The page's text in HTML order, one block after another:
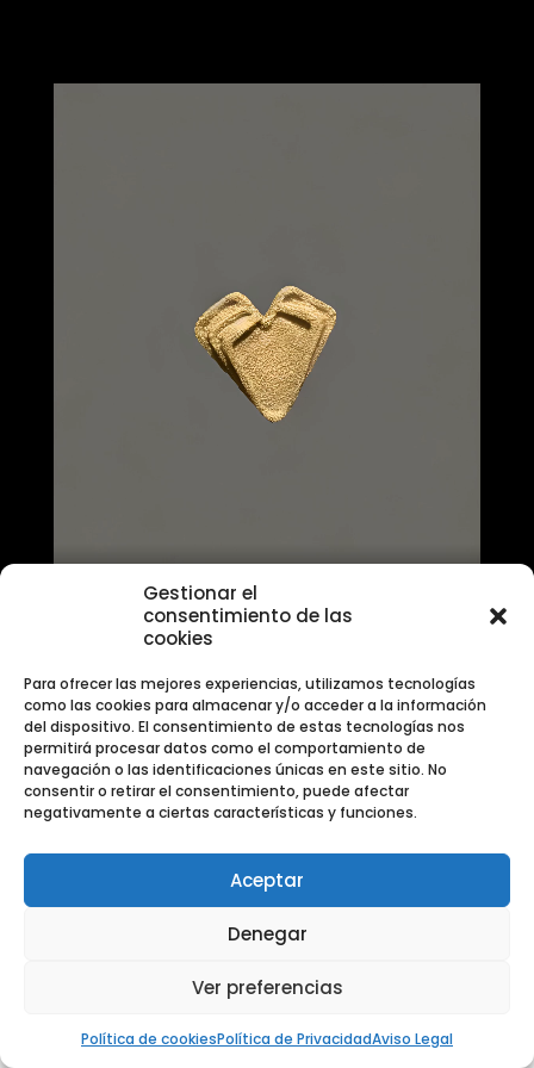
Gestionar el
consentimiento de las
cookies
Para ofrecer las mejores experiencias, utilizamos tecnologías
como las cookies para almacenar y/o acceder a la información
del dispositivo. El consentimiento de estas tecnologías nos
permitirá procesar datos como el comportamiento de
navegación o las identificaciones únicas en este sitio. No
consentir o retirar el consentimiento, puede afectar
negativamente a ciertas características y funciones.
Aceptar
Denegar
Ver preferencias
Política de cookiesPolítica de PrivacidadAviso Legal